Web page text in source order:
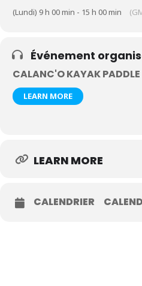
(Lundi) 9 h 00 min - 15 h 00 min
Événement
CALANC'O KAYAK PADDLE
LEARN MORE
LEARN MORE
CALENDRIER